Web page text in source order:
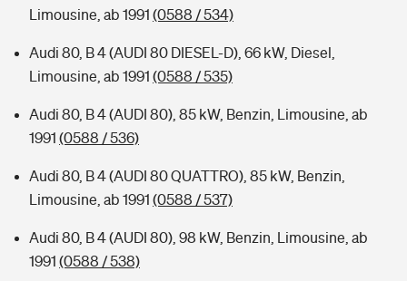
Limousine, ab 1991 (0588 / 534)
Audi 80, B 4 (AUDI 80 DIESEL-D), 66 kW, Diesel,
Limousine, ab 1991 (0588 / 535)
Audi 80, B 4 (AUDI 80), 85 kW, Benzin, Limousine, ab
1991 (0588 / 536)
Audi 80, B 4 (AUDI 80 QUATTRO), 85 kW, Benzin,
Limousine, ab 1991 (0588 / 537)
Audi 80, B 4 (AUDI 80), 98 kW, Benzin, Limousine, ab
1991 (0588 / 538)